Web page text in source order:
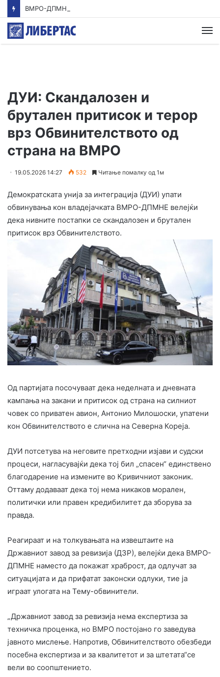
ДУИ: Скандалозен и
брутален притисок и терор
врз Обвинителството од
страна на ВМРО
19.05.2026 14:27 532 Читање помалку од 1м
Демократската унија за интеграција (ДУИ) упати
обвинувања кон владејачката ВМРО-ДПМНЕ велејќи
дека нивните постапки се скандалозен и брутален
притисок врз Обвинителството.
Од партијата посочуваат дека неделната и дневната
кампања на закани и притисок од страна на силниот
човек со приватен авион, Антонио Милошоски, упатени
кон Обвинителството е слична на Северна Кореја.
ДУИ потсетува на неговите претходни изјави и судски
процеси, нагласувајќи дека тој бил „спасен“ единствено
благодарение на измените во Кривичниот законик.
Оттаму додаваат дека тој нема никаков морален,
политички или правен кредибилитет да зборува за
правда.
Реагираат и на толкувањата на извештаите на
Државниот завод за ревизија (ДЗР), велејќи дека ВМРО-
ДПМНЕ наместо да покажат храброст, да одлучат за
ситуацијата и да прифатат законски одлуки, тие ја
играат улогата на Тему-обвинители.
„Државниот завод за ревизија нема експертиза за
техничка проценка, но ВМРО постојано го заведува
јавното мислење. Напротив, Обвинителството обезбеди
посебна експертиза и за квалитетот и за штетата“се
вели во соопштението.